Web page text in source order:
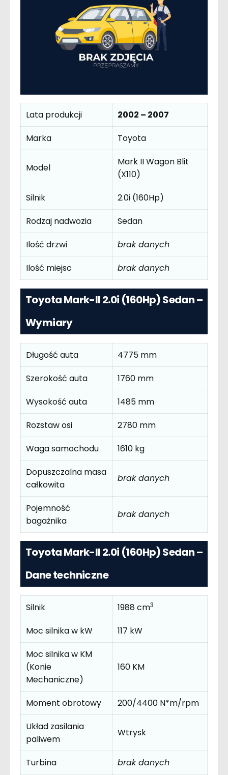
Lata produkcji
2002 – 2007
Marka
Toyota
Model
Mark II Wagon Blit
(X110)
Silnik
2.0i (160Hp)
Rodzaj nadwozia
Sedan
Ilość drzwi
brak danych
Ilość miejsc
brak danych
Toyota Mark-II 2.0i (160Hp) Sedan –
Wymiary
Długość auta
4775 mm
Szerokość auta
1760 mm
Wysokość auta
1485 mm
Rozstaw osi
2780 mm
Waga samochodu
1610 kg
Dopuszczalna masa
całkowita
brak danych
Pojemność
bagażnika
brak danych
Toyota Mark-II 2.0i (160Hp) Sedan –
Dane techniczne
Silnik 1988 cm3
Moc silnika w kW
117 kW
Moc silnika w KM
(Konie
Mechaniczne)
160 KM
Moment obrotowy
200/4400 N*m/rpm
Układ zasilania
paliwem
Wtrysk
Turbina
brak danych